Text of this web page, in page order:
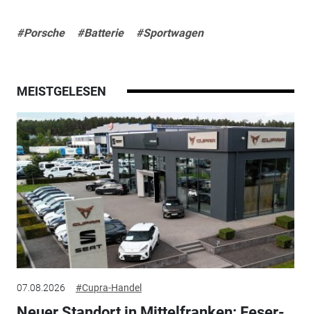
#Porsche #Batterie #Sportwagen
MEISTGELESEN
07.08.2026 #Cupra-Handel